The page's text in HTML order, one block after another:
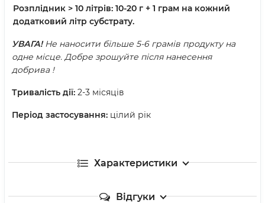
Розплідник > 10 літрів: 10-20 г + 1 грам на кожний
додатковий літр субстрату.
УВАГА!Не наносити більше 5-6 грамів продукту на
одне місце. Добре зрошуйте після нанесення
добрива !
Тривалість дії: 2-3 місяців
Період застосування: цілий рік
Характеристики
Відгуки